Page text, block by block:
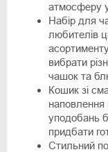
атмосферу
Набір для
любителів
вибрати
чашок та
Кошик зі
наповлення
уподобань
придбати
Стильний